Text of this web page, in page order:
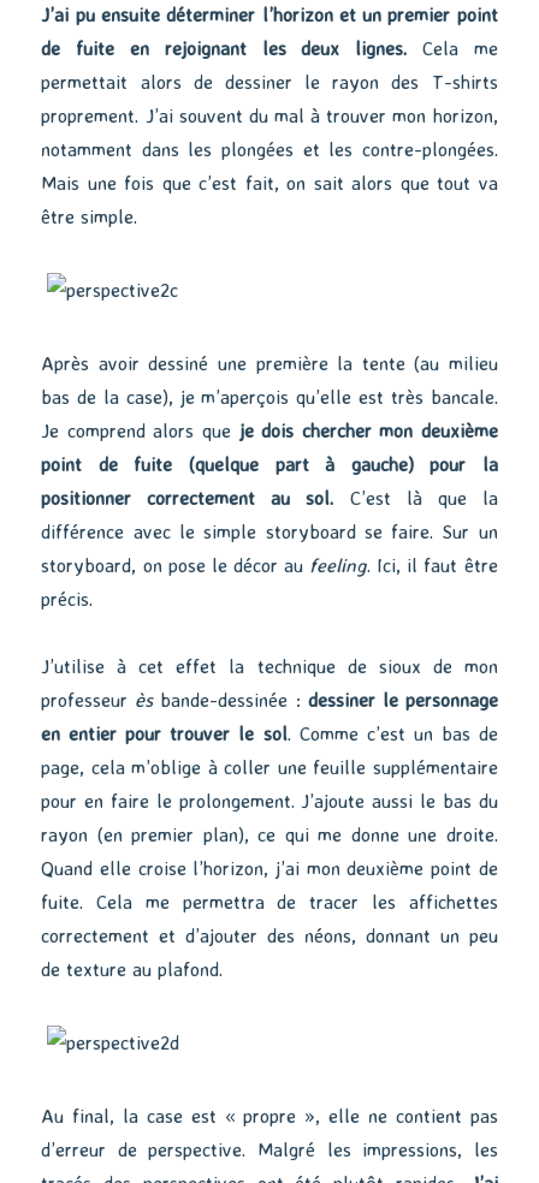
J’ai pu ensuite déterminer l’horizon et un premier point
de fuite en rejoignant les deux lignes. Cela me
permettait alors de dessiner le rayon des T-shirts
proprement. J’ai souvent du mal à trouver mon horizon,
notamment dans les plongées et les contre-plongées.
Mais une fois que c’est fait, on sait alors que tout va
être simple.
Après avoir dessiné une première la tente (au milieu
bas de la case), je m’aperçois qu’elle est très bancale.
Je comprend alors que je dois chercher mon deuxième
point de fuite (quelque part à gauche) pour la
positionner correctement au sol. C’est là que la
différence avec le simple storyboard se faire. Sur un
storyboard, on pose le décor au feeling. Ici, il faut être
précis.
J’utilise à cet effet la technique de sioux de mon
professeur èsbande-dessinée : dessiner le personnage
en entier pour trouver le sol. Comme c’est un bas de
page, cela m’oblige à coller une feuille supplémentaire
pour en faire le prolongement. J’ajoute aussi le bas du
rayon (en premier plan), ce qui me donne une droite.
Quand elle croise l’horizon, j’ai mon deuxième point de
fuite. Cela me permettra de tracer les affichettes
correctement et d’ajouter des néons, donnant un peu
de texture au plafond.
Au final, la case est « propre », elle ne contient pas
d’erreur de perspective. Malgré les impressions, les